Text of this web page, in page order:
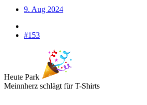
9. Aug 2024
#153
Heute Park
Meinnherz schlägt für T-Shirts